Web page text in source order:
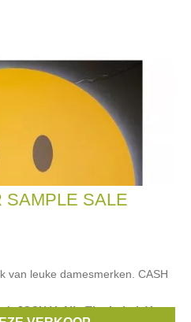
SAMPLE SALE
van leuke damesmerken. CASH
,JOSH V,Alix The Label,Yaya